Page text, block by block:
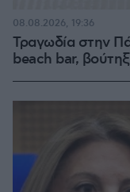
Τραγωδία στην
beach bar,
08.08.2026, 19:36